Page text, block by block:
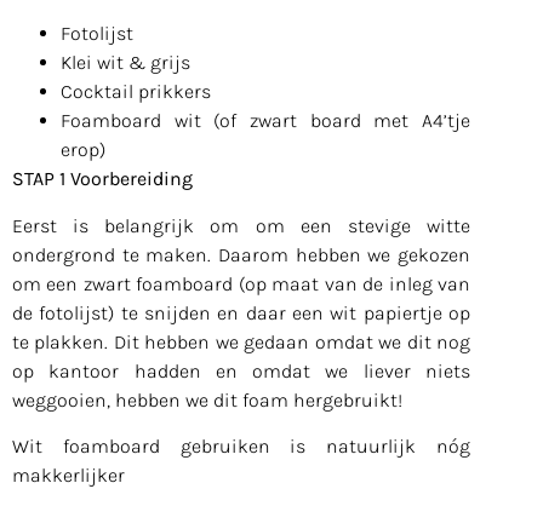
Fotolijst
Klei wit & grijs
Cocktail prikkers
Foamboard wit (of zwart board met A4’tje
erop)
STAP 1 Voorbereiding
Eerst is belangrijk om om een stevige witte
ondergrond te maken. Daarom hebben we gekozen
om een zwart foamboard (op maat van de inleg van
de fotolijst) te snijden en daar een wit papiertje op
te plakken. Dit hebben we gedaan omdat we dit nog
op kantoor hadden en omdat we liever niets
weggooien, hebben we dit foam hergebruikt!
Wit foamboard gebruiken is natuurlijk nóg
makkerlijker